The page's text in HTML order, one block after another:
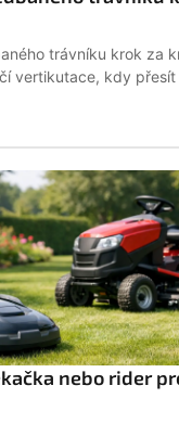
trávníku krok za
vertikutace, kdy
nebo rider